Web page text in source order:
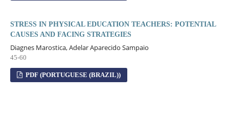
STRESS IN PHYSICAL EDUCATION TEACHERS: POTENTIAL
CAUSES AND FACING STRATEGIES
Diagnes Marostica, Adelar Aparecido Sampaio
45-60
PDF (PORTUGUESE (BRAZIL))